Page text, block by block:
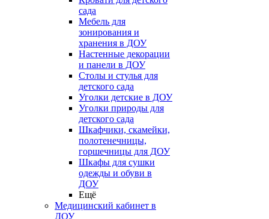
сада
Мебель для
зонирования и
хранения в ДОУ
Настенные декорации
и панели в ДОУ
Столы и стулья для
детского сада
Уголки детские в ДОУ
Уголки природы для
детского сада
Шкафчики, скамейки,
полотенечницы,
горшечницы для ДОУ
Шкафы для сушки
одежды и обуви в
ДОУ
Ещё
Медицинский кабинет в
ДОУ